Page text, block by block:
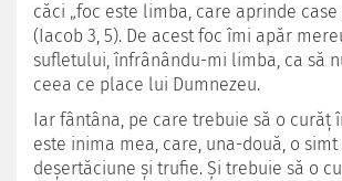
căci „foc este limba, care aprinde case
(Iacob 3, 5). De acest foc îmi apăr
sufletului, înfrânându-mi limba, ca să
ceea ce place lui Dumnezeu.
Iar fântâna, pe care trebuie să o curăț
este inima mea, care, una-două, o
deșertăciune și trufie. Și trebuie să o